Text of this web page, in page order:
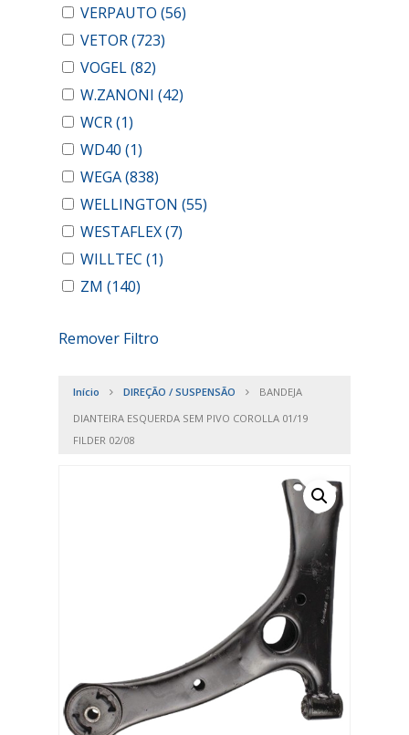
VERPAUTO (56)
VETOR(723)
VOGEL(82)
W.ZANONI (42)
WCR(1)
WD40 (1)
WEGA(838)
WELLINGTON (55)
WESTAFLEX(7)
WILLTEC (1)
ZM (140)
Remover Filtro
Início DIREÇÃO / SUSPENSÃO
BANDEJA
DIANTEIRA ESQUERDA SEM PIVO COROLLA 01/19
FILDER 02/08